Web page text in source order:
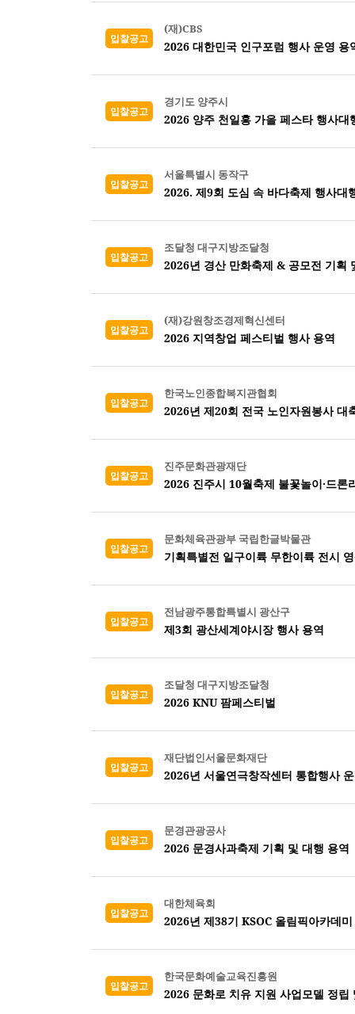
입찰공고
(재)CBS
2026 대한민국 인구포럼 행사 운영 용
입찰공고
경기도 양주시
2026 양주 천일홍 가을 페스타 행사대
입찰공고
서울특별시 동작구
2026. 제9회 도심 속 바다축제 행사대
입찰공고
조달청 대구지방조달청
2026년 경산 만화축제 & 공모전 기획
입찰공고
(재)강원창조경제혁신센터
2026 지역창업 페스티벌 행사 용역
입찰공고
한국노인종합복지관협회
2026년 제20회 전국 노인자원봉사 대
입찰공고
진주문화관광재단
2026 진주시 10월축제 불꽃놀이·드론
입찰공고
문화체육관광부 국립한글박물관
기획특별전 일구이륙 무한이륙 전시
입찰공고
전남광주통합특별시 광산구
제3회 광산세계야시장 행사 용역
입찰공고
조달청 대구지방조달청
2026 KNU 팜페스티벌
입찰공고
재단법인서울문화재단
2026년 서울연극창작센터 통합행사
입찰공고
문경관광공사
2026 문경사과축제 기획 및 대행 용역
입찰공고
대한체육회
2026년 제38기 KSOC 올림픽아카데
입찰공고
한국문화예술교육진흥원
2026 문화로 치유 지원 사업모델 정립